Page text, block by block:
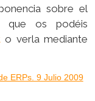
sobre el
que os podéis
o verla mediante
ERPs. 9 Julio 2009